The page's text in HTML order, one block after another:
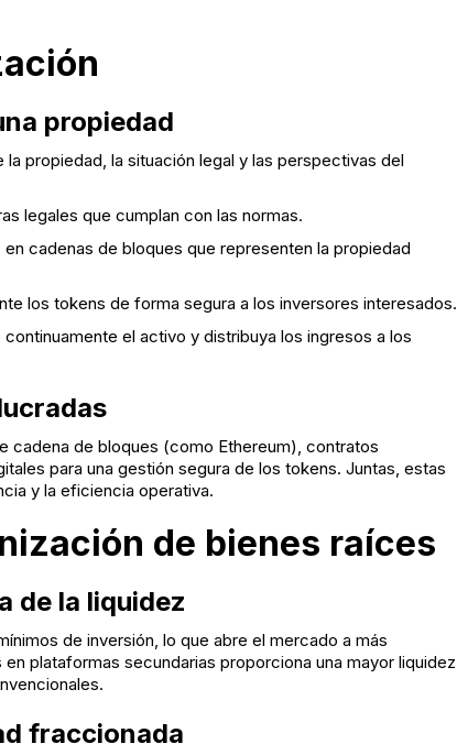
propiedad
la propiedad, la situación legal y las perspectivas del
legales que cumplan con las normas.
cadenas de bloques que representen la propiedad
los tokens de forma segura a los inversores interesados.
continuamente el activo y distribuya los ingresos a los
cadena de bloques (como Ethereum), contratos
para una gestión segura de los tokens. Juntas, estas
y la eficiencia operativa.
de bienes raíces
de la liquidez
de inversión, lo que abre el mercado a más
plataformas secundarias proporciona una mayor liquidez
fraccionada